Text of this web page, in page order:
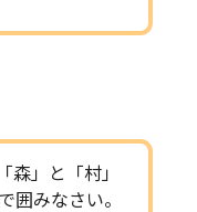
森」と「村」
囲みなさい。